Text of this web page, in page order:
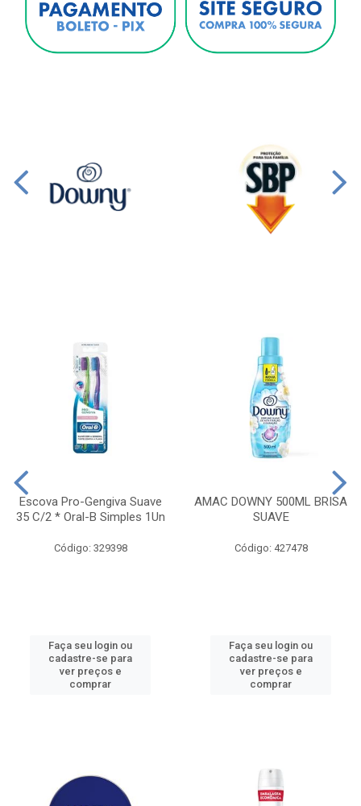
Escova Pro-Gengiva Suave
35 C/2 * Oral-B Simples 1Un
Código: 329398
Faça seu login ou
cadastre-se para
ver preços e
comprar
AMAC DOWNY 500ML BRISA
SUAVE
Código: 427478
Faça seu login ou
cadastre-se para
ver preços e
comprar